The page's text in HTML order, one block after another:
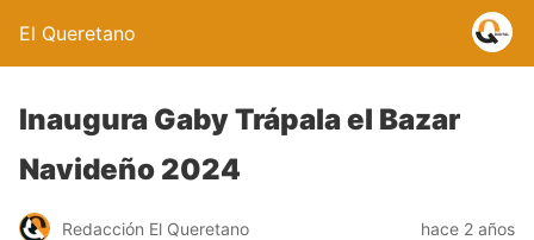
El Queretano
Inaugura Gaby Trápala el Bazar
Navideño 2024
Redacción El Queretano hace 2 años